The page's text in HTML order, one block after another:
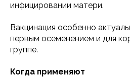
инфицировании матери.
Вакцинация особенно
первым осеменением и для
группе.
Когда применяют